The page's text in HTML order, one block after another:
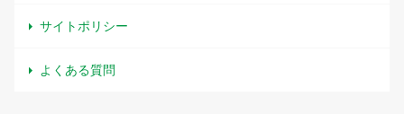
サイトポリシー
よくある質問